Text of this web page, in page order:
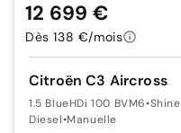
Citroën C3 Aircross
1.5 BlueHDi 100 BVM6•Shine
Diesel•Manuelle
12 699 €
Dès 138 €/mois